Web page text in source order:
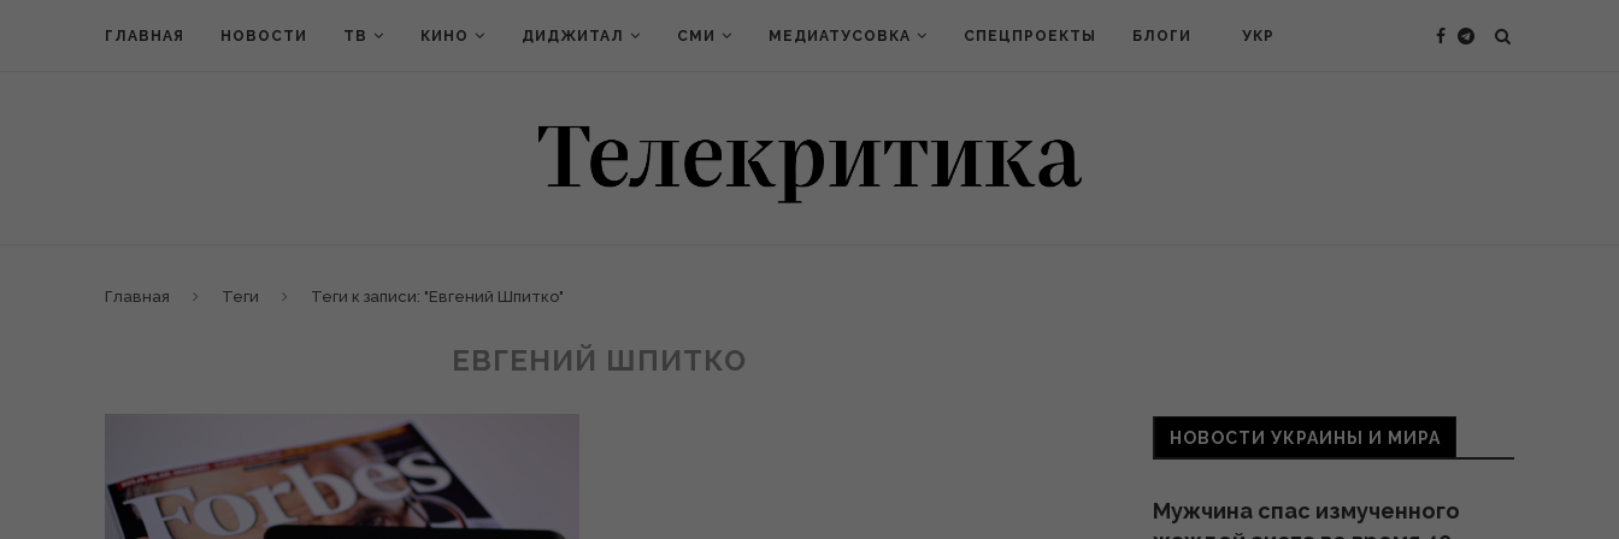
ГЛАВНАЯ НОВОСТИ ТВ КИНО ДИДЖИТАЛ СМИ МЕДИАТУСОВКА СПЕЦПРОЕКТЫ БЛОГИ УКР
Главная Теги Теги к записи: "Евгений Шпитко"
ЕВГЕНИЙ ШПИТКО
НОВОСТИ УКРАИНЫ И МИРА
Мужчина спас измученного